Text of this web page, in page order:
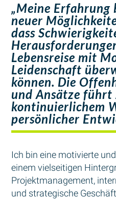
„Meine Erfahrung
neuer
dass
Lebensreise mit
Leidenschaft
können. Die
und Ansätze führt
kontinuierlichem
persönlicher
Ich bin eine motivierte
einem vielseitigen
Projektmanagement,
und strategische